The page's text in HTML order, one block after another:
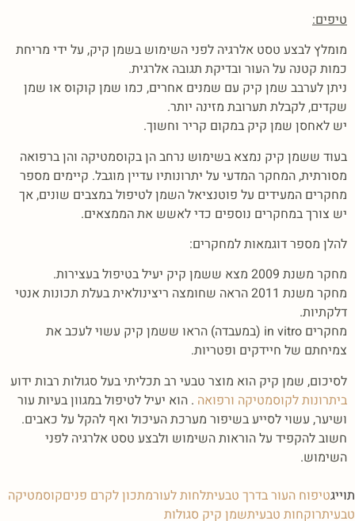
טיפים:
מומלץ לבצע טסט אלרגיה לפני השימוש בשמן קיק, על ידי מריחת
כמות קטנה על העור ובדיקת תגובה אלרגית.
ניתן לערבב שמן קיק עם שמנים אחרים, כמו שמן קוקוס או שמן
שקדים, לקבלת תערובת מזינה יותר.
יש לאחסן שמן קיק במקום קריר וחשוך.
בעוד ששמן קיק נמצא בשימוש נרחב הן בקוסמטיקה והן ברפואה
מסורתית, המחקר המדעי על יתרונותיו עדיין מוגבל. קיימים מספר
מחקרים המעידים על פוטנציאל השמן לטיפול במצבים שונים, אך
יש צורך במחקרים נוספים כדי לאשש את הממצאים.
להלן מספר דוגמאות למחקרים:
מחקר משנת 2009 מצא ששמן קיק יעיל בטיפול בעצירות.
מחקר משנת 2011 הראה שחומצה ריצינולאית בעלת תכונות אנטי
דלקתיות.
מחקרים in vitro (במעבדה) הראו ששמן קיק עשוי לעכב את
צמיחתם של חיידקים ופטריות.
לסיכום, שמן קיק הוא מוצר טבעי רב תכליתי בעל סגולות רבות ידוע
ביתרונות לקוסמטיקה ורפואה . הוא יעיל לטיפול במגוון בעיות עור
ושיער, עשוי לסייע בשיפור מערכת העיכול ואף להקל על כאבים.
חשוב להקפיד על הוראות השימוש ולבצע טסט אלרגיה לפני
השימוש.
תוייגטיפוח העור בדרך טבעיתלחות לעורמתכון לקרם פניםקוסמטיקה
טבעיתרוקחות טבעיתשמן קיק סגולות